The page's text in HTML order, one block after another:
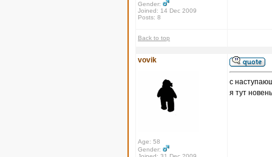
Gender:
Joined: 14 Dec 2009
Posts: 8
Back to top
vovik
Age: 58
Gender:
с
я тут